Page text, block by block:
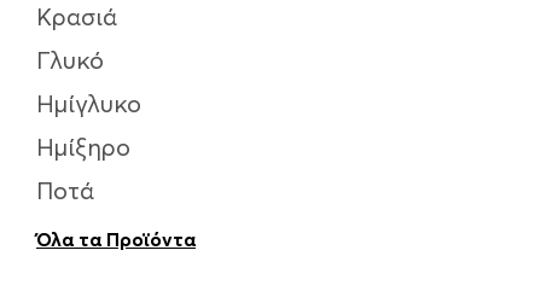
Κρασιά
Γλυκό
Ημίγλυκο
Ημίξηρο
Ποτά
Όλα τα Προϊόντα